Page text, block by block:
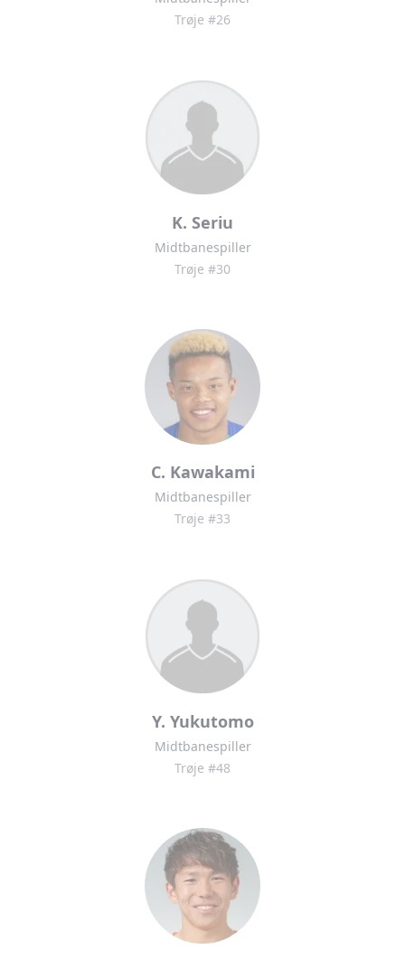
Trøje #26
K. Seriu
Midtbanespiller
Trøje #30
C. Kawakami
Midtbanespiller
Trøje #33
Y. Yukutomo
Midtbanespiller
Trøje #48